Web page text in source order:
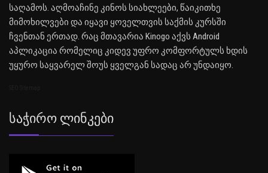
საღამოს. აღმოაჩინე კინოს სიახლეები, წაიკითხე
მიმოხილვები და იყავი ყოველთვის საქმის კურსში
ჩვენთან ერთად. რაც მთავარია Kinogo აქვს Android
აპლიკაცია რომელიც კიდევ უფრო კომფორტულს ხდის
უყურო საყვარელ შოუს ყველგან სადაც არ უნდაიყო.
Საჭირო Ლინკები